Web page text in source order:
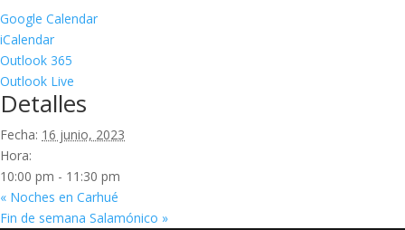
Google Calendar
iCalendar
Outlook 365
Outlook Live
Detalles
Fecha: 16 junio, 2023
Hora:
10:00 pm - 11:30 pm
« Noches en Carhué
Fin de semana Salamónico »